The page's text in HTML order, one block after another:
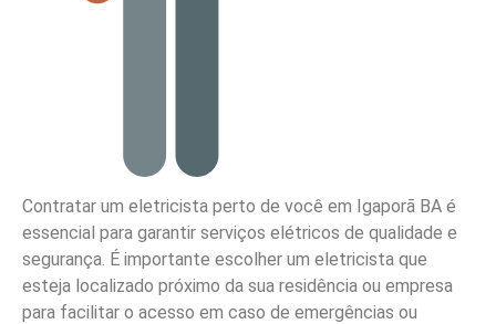
Contratar um eletricista perto de você em Igaporã BA é
essencial para garantir serviços elétricos de qualidade e
segurança. É importante escolher um eletricista que
esteja localizado próximo da sua residência ou empresa
para facilitar o acesso em caso de emergências ou